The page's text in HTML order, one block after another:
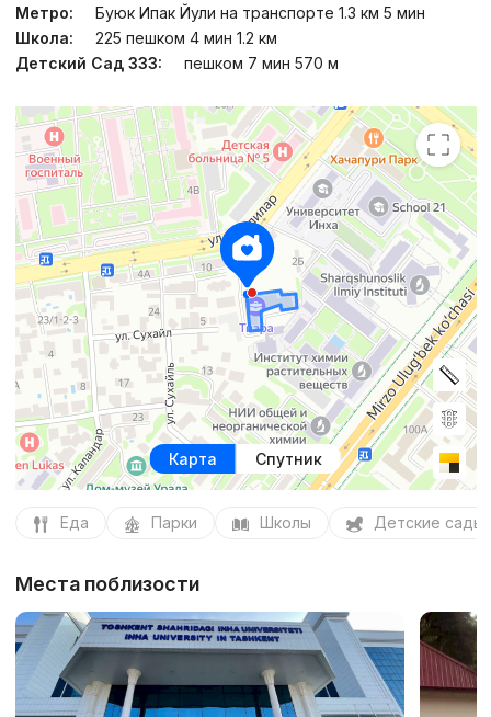
Метро:
Буюк Ипак Йули на транспорте 1.3 км 5 мин
Школа:
225 пешком 4 мин 1.2 км
Детский Сад 333:
пешком 7 мин 570 м
Карта Спутник
Еда Парки Школы Детские сады
Места поблизости